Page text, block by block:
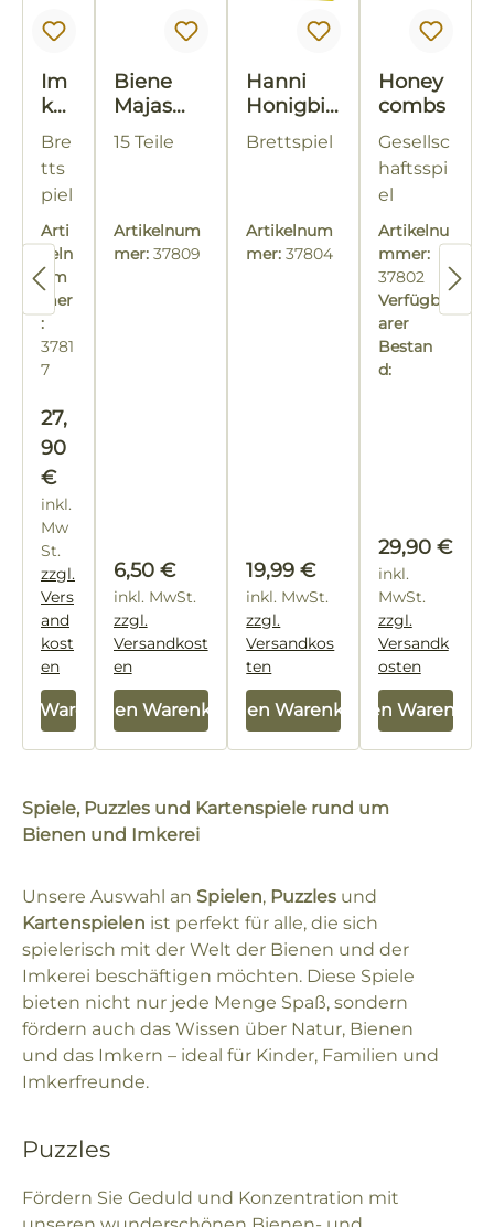
Im
ker
-
Da
s
Spi
el
Bre
tts
piel
Arti
keln
um
mer
:
3781
7
Regulärer Preis:
27,
90
€
inkl.
Mw
St.
zzgl.
Vers
and
kost
en
Warenkorb
Biene
Majas
Welt
Puzzle
15 Teile
Artikelnum
mer: 37809
Regulärer Preis:
6,50 €
inkl. MwSt.
zzgl.
Versandkost
en
In den Warenkorb
Hanni
Honigbie
ne
Brettspiel
Artikelnum
mer:37804
Regulärer Preis:
19,99 €
inkl. MwSt.
zzgl.
Versandkos
ten
In den Warenkorb
Honey
combs
Gesellsc
haftsspi
el
Artikelnu
mmer:
37802
Verfügb
arer
Bestan
d:
Regulärer
29,90 €
inkl.
MwSt.
zzgl.
Versandk
osten
In den
Spiele, Puzzles und Kartenspiele rund um
Bienen und Imkerei
Unsere Auswahl an Spielen, Puzzles und
Kartenspielen ist perfekt für alle, die sich
spielerisch mit der Welt der Bienen und der
Imkerei beschäftigen möchten. Diese Spiele
bieten nicht nur jede Menge Spaß, sondern
fördern auch das Wissen über Natur, Bienen
und das Imkern – ideal für Kinder, Familien und
Imkerfreunde.
Puzzles
Fördern Sie Geduld und Konzentration mit